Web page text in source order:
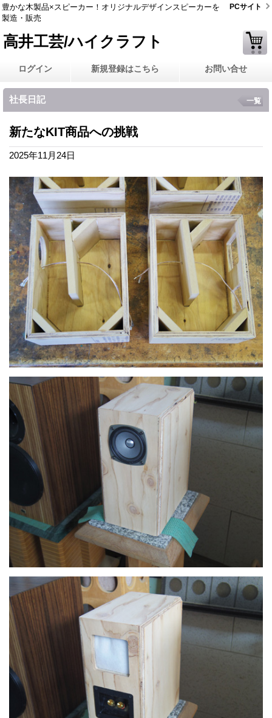
豊かな木製品×スピーカー！オリジナルデザインスピーカーを
製造・販売
PCサイト
高井工芸/ハイクラフト
ログイン 新規登録はこちら お問い合せ
社長日記 一覧
新たなKIT商品への挑戦
2025年11月24日